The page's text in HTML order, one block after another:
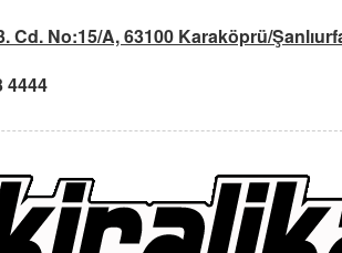
Cd. No:15/A, 63100 Karaköprü/
4444